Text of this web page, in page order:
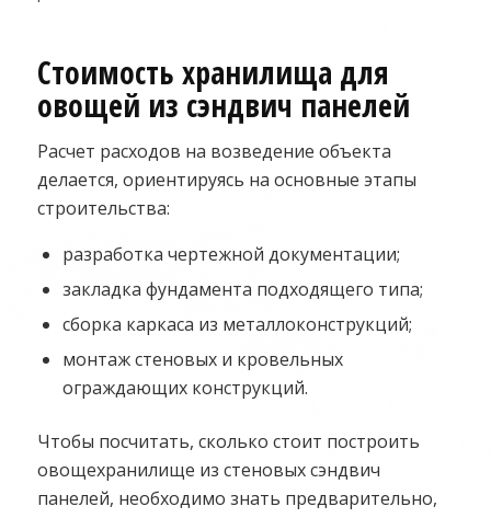
Стоимость хранилища для
овощей из сэндвич панелей
Расчет расходов на возведение объекта
делается, ориентируясь на основные этапы
строительства:
разработка чертежной документации;
закладка фундамента подходящего типа;
сборка каркаса из металлоконструкций;
монтаж стеновых и кровельных
ограждающих конструкций.
Чтобы посчитать, сколько стоит построить
овощехранилище из стеновых сэндвич
панелей, необходимо знать предварительно,